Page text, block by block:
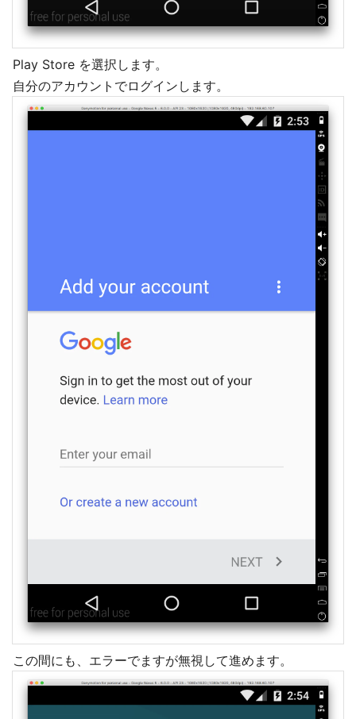
Play Store を選択します。
自分のアカウントでログインします。
この間にも、エラーでますが無視して進めます。